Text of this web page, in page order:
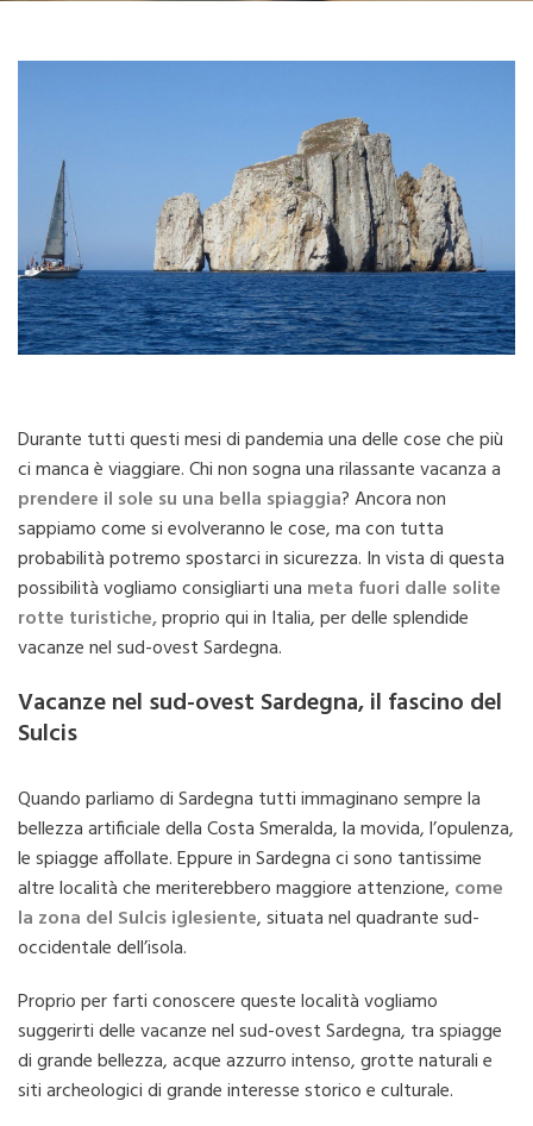
Durante tutti questi mesi di pandemia una delle cose che più
ci manca è viaggiare. Chi non sogna una rilassante vacanza a
prendere il sole su una bella spiaggia? Ancora non
sappiamo come si evolveranno le cose, ma con tutta
probabilità potremo spostarci in sicurezza. In vista di questa
possibilità vogliamo consigliarti una meta fuori dalle solite
rotte turistiche,proprio qui in Italia, per delle splendide
vacanze nel sud-ovest Sardegna.
Vacanze nel sud-ovest Sardegna, il fascino del
Sulcis
Quando parliamo di Sardegna tutti immaginano sempre la
bellezza artificiale della Costa Smeralda, la movida, l’opulenza,
le spiagge affollate. Eppure in Sardegna ci sono tantissime
altre località che meriterebbero maggiore attenzione, come
la zona del Sulcis iglesiente, situata nel quadrante sud-
occidentale dell’isola.
Proprio per farti conoscere queste località vogliamo
suggerirti delle vacanze nel sud-ovest Sardegna, tra spiagge
di grande bellezza, acque azzurro intenso, grotte naturali e
siti archeologici di grande interesse storico e culturale.